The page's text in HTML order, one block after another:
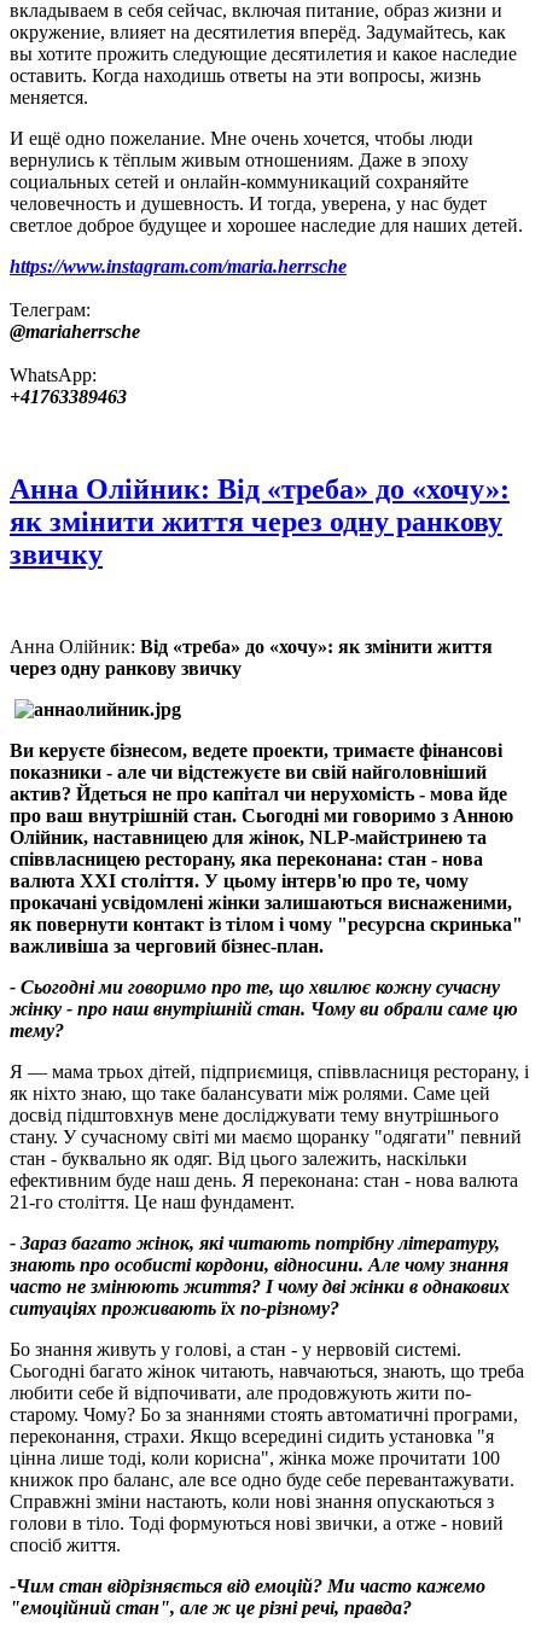
вкладываем в себя сейчас, включая питание, образ жизни и
окружение, влияет на десятилетия вперёд. Задумайтесь, как
вы хотите прожить следующие десятилетия и какое наследие
оставить. Когда находишь ответы на эти вопросы, жизнь
меняется.
И ещё одно пожелание. Мне очень хочется, чтобы люди
вернулись к тёплым живым отношениям. Даже в эпоху
социальных сетей и онлайн‑коммуникаций сохраняйте
человечность и душевность. И тогда, уверена, у нас будет
светлое доброе будущее и хорошее наследие для наших детей.
https://www.instagram.com/maria.herrsche
Телеграм:
@mariaherrsche
WhatsApp:
+41763389463
Анна Олійник: Від «треба» до «хочу»:
як змінити життя через одну ранкову
звичку
Анна Олійник: Від «треба» до «хочу»: як змінити життя
через одну ранкову звичку
Ви керуєте бізнесом, ведете проекти, тримаєте фінансові
показники - але чи відстежуєте ви свій найголовніший
актив? Йдеться не про капітал чи нерухомість - мова йде
про ваш внутрішній стан. Сьогодні ми говоримо з Анною
Олійник, наставницею для жінок, NLP-майстринею та
співвласницею ресторану, яка переконана: стан - нова
валюта XXI століття. У цьому інтерв'ю про те, чому
прокачані усвідомлені жінки залишаються виснаженими,
як повернути контакт із тілом і чому "ресурсна скринька"
важливіша за черговий бізнес-план.
- Сьогодні ми говоримо про те, що хвилює кожну сучасну
жінку - про наш внутрішній стан. Чому ви обрали саме цю
тему?
Я — мама трьох дітей, підприємиця, співвласниця ресторану, і
як ніхто знаю, що таке балансувати між ролями. Саме цей
досвід підштовхнув мене досліджувати тему внутрішнього
стану. У сучасному світі ми маємо щоранку "одягати" певний
стан - буквально як одяг. Від цього залежить, наскільки
ефективним буде наш день. Я переконана: стан - нова валюта
21-го століття. Це наш фундамент.
- Зараз багато жінок, які читають потрібну літературу,
знають про особисті кордони, відносини. Але чому знання
часто не змінюють життя? І чому дві жінки в однакових
ситуаціях проживають їх по-різному?
Бо знання живуть у голові, а стан - у нервовій системі.
Сьогодні багато жінок читають, навчаються, знають, що треба
любити себе й відпочивати, але продовжують жити по-
старому. Чому? Бо за знаннями стоять автоматичні програми,
переконання, страхи. Якщо всередині сидить установка "я
цінна лише тоді, коли корисна", жінка може прочитати 100
книжок про баланс, але все одно буде себе перевантажувати.
Справжні зміни настають, коли нові знання опускаються з
голови в тіло. Тоді формуються нові звички, а отже - новий
спосіб життя.
-Чим стан відрізняється від емоцій? Ми часто кажемо
"емоційний стан", але ж це різні речі, правда?